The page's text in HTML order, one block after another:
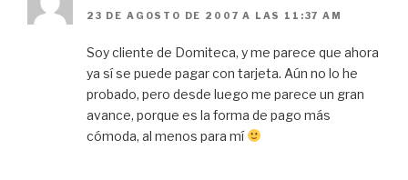
23 DE AGOSTO DE 2007 A LAS 11:37 AM
Soy cliente de Domiteca, y me parece que ahora
ya sí se puede pagar con tarjeta. Aún no lo he
probado, pero desde luego me parece un gran
avance, porque es la forma de pago más
cómoda, al menos para mí